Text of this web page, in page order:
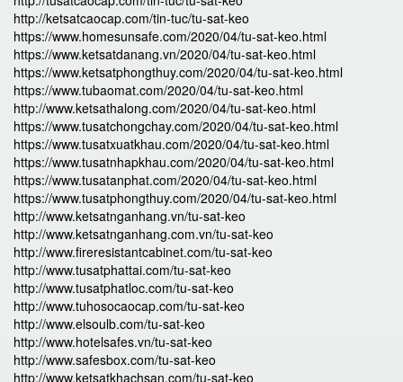
http://ketsatcaocap.com/tin-tuc/tu-sat-keo
https://www.homesunsafe.com/2020/04/tu-sat-keo.html
https://www.ketsatdanang.vn/2020/04/tu-sat-keo.html
https://www.ketsatphongthuy.com/2020/04/tu-sat-keo.html
https://www.tubaomat.com/2020/04/tu-sat-keo.html
http://www.ketsathalong.com/2020/04/tu-sat-keo.html
https://www.tusatchongchay.com/2020/04/tu-sat-keo.html
https://www.tusatxuatkhau.com/2020/04/tu-sat-keo.html
https://www.tusatnhapkhau.com/2020/04/tu-sat-keo.html
https://www.tusatanphat.com/2020/04/tu-sat-keo.html
https://www.tusatphongthuy.com/2020/04/tu-sat-keo.html
http://www.ketsatnganhang.vn/tu-sat-keo
http://www.ketsatnganhang.com.vn/tu-sat-keo
http://www.fireresistantcabinet.com/tu-sat-keo
http://www.tusatphattai.com/tu-sat-keo
http://www.tusatphatloc.com/tu-sat-keo
http://www.tuhosocaocap.com/tu-sat-keo
http://www.elsoulb.com/tu-sat-keo
http://www.hotelsafes.vn/tu-sat-keo
http://www.safesbox.com/tu-sat-keo
http://www.ketsatkhachsan.com/tu-sat-keo